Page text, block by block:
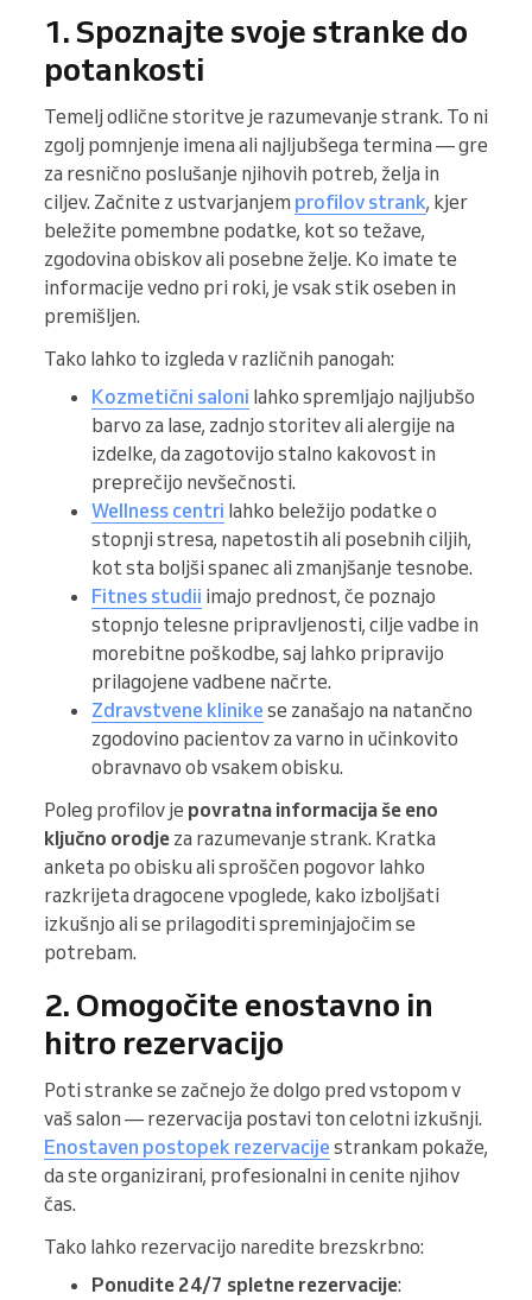
1. Spoznajte svoje stranke do
potankosti
Temelj odlične storitve je razumevanje strank. To ni
zgolj pomnjenje imena ali najljubšega termina — gre
za resnično poslušanje njihovih potreb, želja in
ciljev. Začnite z ustvarjanjem profilov strank, kjer
beležite pomembne podatke, kot so težave,
zgodovina obiskov ali posebne želje. Ko imate te
informacije vedno pri roki, je vsak stik oseben in
premišljen.
Tako lahko to izgleda v različnih panogah:
Kozmetični saloni lahko spremljajo najljubšo
barvo za lase, zadnjo storitev ali alergije na
izdelke, da zagotovijo stalno kakovost in
preprečijo nevšečnosti.
Wellness centri lahko beležijo podatke o
stopnji stresa, napetostih ali posebnih ciljih,
kot sta boljši spanec ali zmanjšanje tesnobe.
Fitnes studii imajo prednost, če poznajo
stopnjo telesne pripravljenosti, cilje vadbe in
morebitne poškodbe, saj lahko pripravijo
prilagojene vadbene načrte.
Zdravstvene klinike se zanašajo na natančno
zgodovino pacientov za varno in učinkovito
obravnavo ob vsakem obisku.
Poleg profilov je povratna informacija še eno
ključno orodje za razumevanje strank. Kratka
anketa po obisku ali sproščen pogovor lahko
razkrijeta dragocene vpoglede, kako izboljšati
izkušnjo ali se prilagoditi spreminjajočim se
potrebam.
2. Omogočite enostavno in
hitro rezervacijo
Poti stranke se začnejo že dolgo pred vstopom v
vaš salon — rezervacija postavi ton celotni izkušnji.
Enostaven postopek rezervacije strankam pokaže,
da ste organizirani, profesionalni in cenite njihov
čas.
Tako lahko rezervacijo naredite brezskrbno:
Ponudite 24/7 spletne rezervacije: